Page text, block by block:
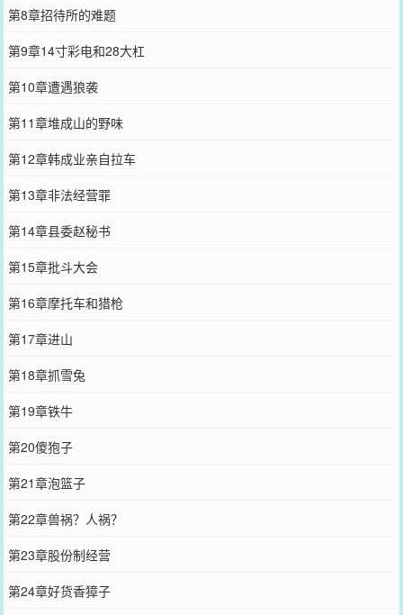
第8章招待所的难题
第9章14寸彩电和28大杠
第10章遭遇狼袭
第11章堆成山的野味
第12章韩成业亲自拉车
第13章非法经营罪
第14章县委赵秘书
第15章批斗大会
第16章摩托车和猎枪
第17章进山
第18章抓雪兔
第19章铁牛
第20傻狍子
第21章泡篮子
第22章兽祸？人祸？
第23章股份制经营
第24章好货香獐子